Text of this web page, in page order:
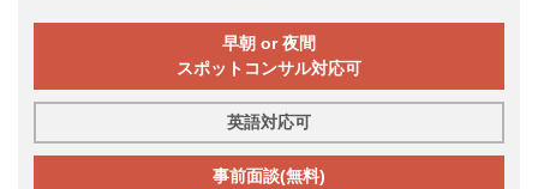
早朝 or 夜間
スポットコンサル対応可
英語対応可
事前面談(無料)